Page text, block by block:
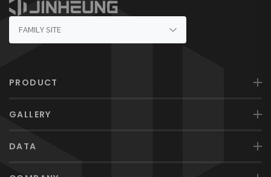
PRODUCT
GALLERY
DATA